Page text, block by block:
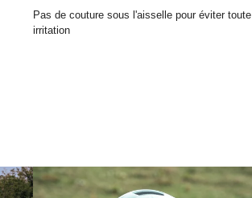
Pas de couture sous l'aisselle pour éviter toute
irritation